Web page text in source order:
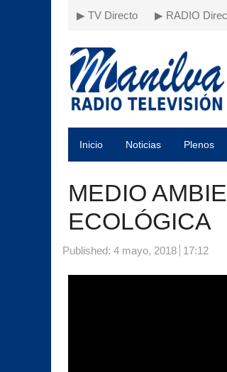
▶ TV Directo ▶ RADIO
Inicio Noticias Plenos
MEDIO
ECOLÓGICA
Published: 4 mayo, 2018 17:12